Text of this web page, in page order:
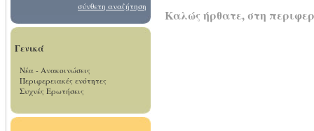
σύνθετη αναζήτηση
Γενικά
Νέα - Ανακοινώσεις
Περιφερειακές ενότητες
Συχνές Ερωτήσεις
Καλώς ήρθατε, στη